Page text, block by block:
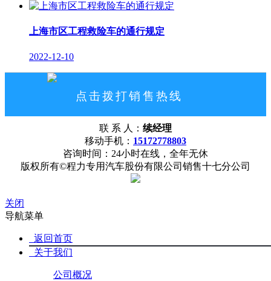
上海市区工程救险车的通行规定
2022-12-10
点击拨打销售热线
15172778803
公司概况
联 系 人： 续经理
移动手机： 15172778803
咨询时间：24小时在线，全年无休
版权所有©程力专用汽车股份有限公司销售十七分公司
关闭
导航菜单
返回首页
关于我们
公司概况